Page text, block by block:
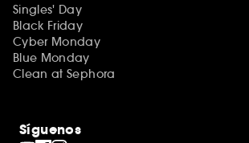
Singles' Day
Black Friday
Cyber Monday
Blue Monday
Clean at Sephora
Síguenos